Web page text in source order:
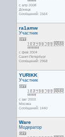
с апр 2008
Донецк
Сообщений: 1564
ra1amw
Участник
с фев 2004
Санкт-Петербург
Сообщений: 2968
YURIKK
Участник
с авг 2003
Москва
Сообщений: 1440
Ware
Модератор